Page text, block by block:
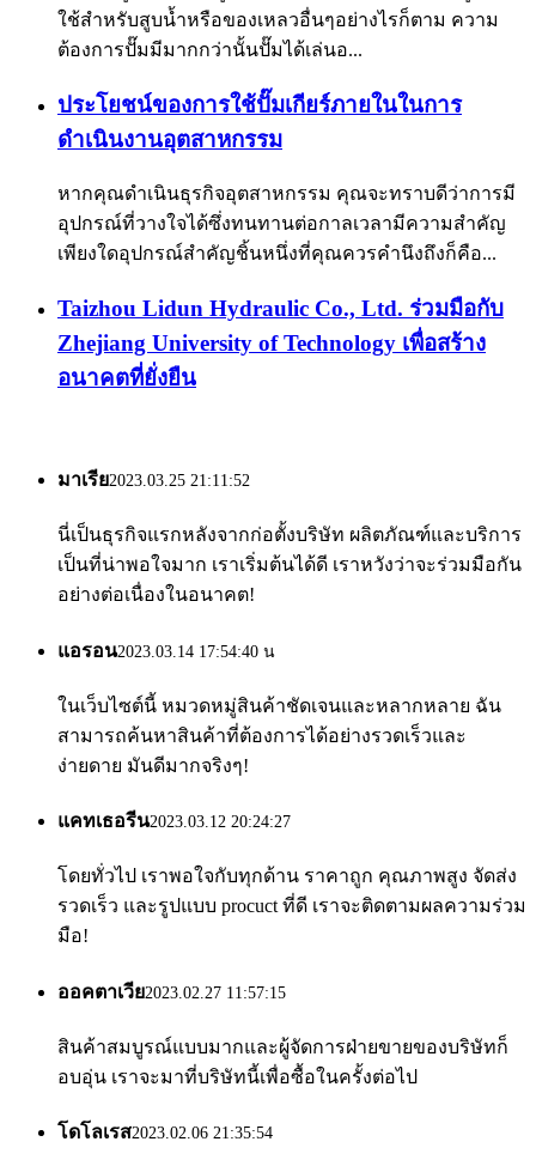
ใช้สำหรับสูบน้ำหรือของเหลวอื่นๆอย่างไรก็ตาม ความ
ต้องการปั๊มมีมากกว่านั้นปั๊มได้เล่นอ...
ประโยชน์ของการใช้ปั๊มเกียร์ภายในในการ
ดำเนินงานอุตสาหกรรม
หากคุณดำเนินธุรกิจอุตสาหกรรม คุณจะทราบดีว่าการมี
อุปกรณ์ที่วางใจได้ซึ่งทนทานต่อกาลเวลามีความสำคัญ
เพียงใดอุปกรณ์สำคัญชิ้นหนึ่งที่คุณควรคำนึงถึงก็คือ...
Taizhou Lidun Hydraulic Co., Ltd. ร่วมมือกับ
Zhejiang University of Technology เพื่อสร้าง
อนาคตที่ยั่งยืน
มาเรีย2023.03.25 21:11:52
นี่เป็นธุรกิจแรกหลังจากก่อตั้งบริษัท ผลิตภัณฑ์และบริการ
เป็นที่น่าพอใจมาก เราเริ่มต้นได้ดี เราหวังว่าจะร่วมมือกัน
อย่างต่อเนื่องในอนาคต!
แอรอน2023.03.14 17:54:40 น
ในเว็บไซต์นี้ หมวดหมู่สินค้าชัดเจนและหลากหลาย ฉัน
สามารถค้นหาสินค้าที่ต้องการได้อย่างรวดเร็วและ
ง่ายดาย มันดีมากจริงๆ!
แคทเธอรีน2023.03.12 20:24:27
โดยทั่วไป เราพอใจกับทุกด้าน ราคาถูก คุณภาพสูง จัดส่ง
รวดเร็ว และรูปแบบ procuct ที่ดี เราจะติดตามผลความร่วม
มือ!
ออคตาเวีย2023.02.27 11:57:15
สินค้าสมบูรณ์แบบมากและผู้จัดการฝ่ายขายของบริษัทก็
อบอุ่น เราจะมาที่บริษัทนี้เพื่อซื้อในครั้งต่อไป
โดโลเรส2023.02.06 21:35:54